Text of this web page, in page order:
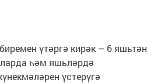
үтәргә кирәк – 6 яшьтән
һәм яшьләрдә
үстерүгә